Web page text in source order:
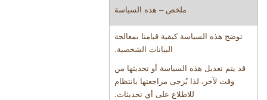
ملخص – هذه السياسة
توضح هذه السياسة كيفية قيامنا بمعالجة
البيانات الشخصية.
قد يتم تعديل هذه السياسة أو تحديثها من
وقت لآخر، لذا يُرجى مراجعتها بانتظام
للاطلاع على أي تحديثات.